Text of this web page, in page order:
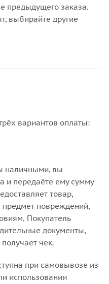
предыдущего заказа.
выбирайте другие
вариантов оплаты:
наличными, вы
и передаёте ему сумму
товар,
повреждений,
Покупатель
документы,
чек.
при самовывозе из
использовании